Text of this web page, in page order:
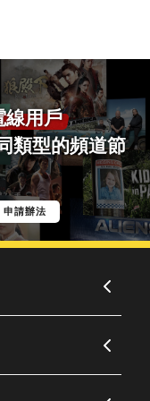
線用戶
類型的頻道節
申請辦法